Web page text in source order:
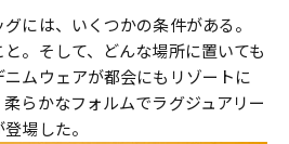
には、いくつかの条件がある。
。そして、どんな場所に置いても
ムウェアが都会にもリゾートに
らかなフォルムでラグジュアリー
場した。